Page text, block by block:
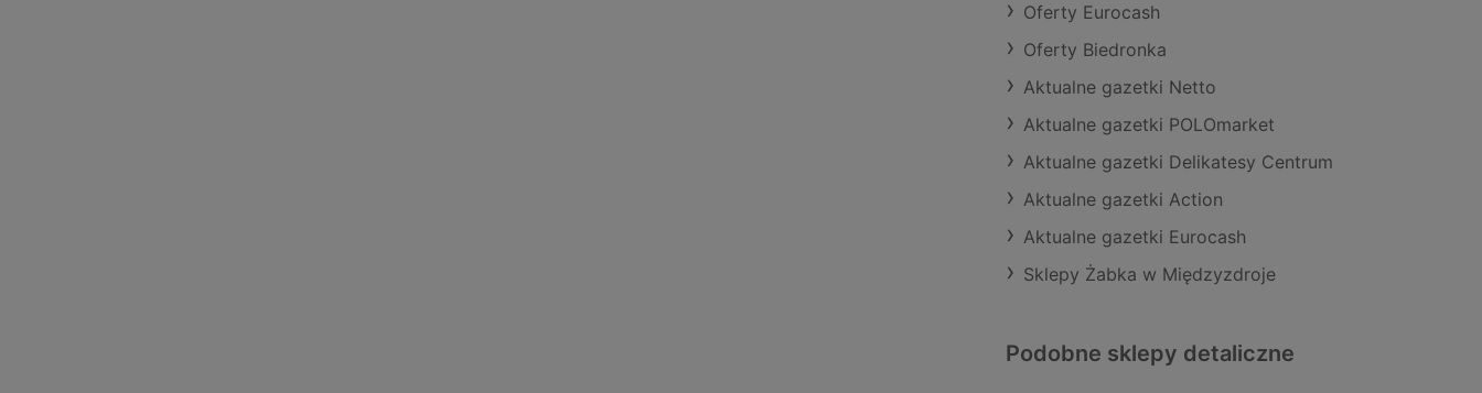
Oferty Eurocash
Oferty Biedronka
Aktualne gazetki Netto
Aktualne gazetki POLOmarket
Aktualne gazetki Delikatesy Centrum
Aktualne gazetki Action
Aktualne gazetki Eurocash
Sklepy Żabka w Międzyzdroje
Podobne sklepy detaliczne